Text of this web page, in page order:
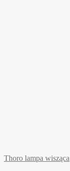
Thoro lampa wisząca